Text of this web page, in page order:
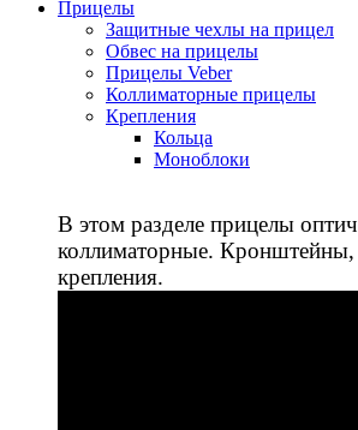
Прицелы
Защитные чехлы на прицел
Обвес на прицелы
Прицелы Veber
Коллиматорные прицелы
Крепления
Кольца
Моноблоки
В этом разделе прицелы
коллиматорные. Кронштейны,
крепления.